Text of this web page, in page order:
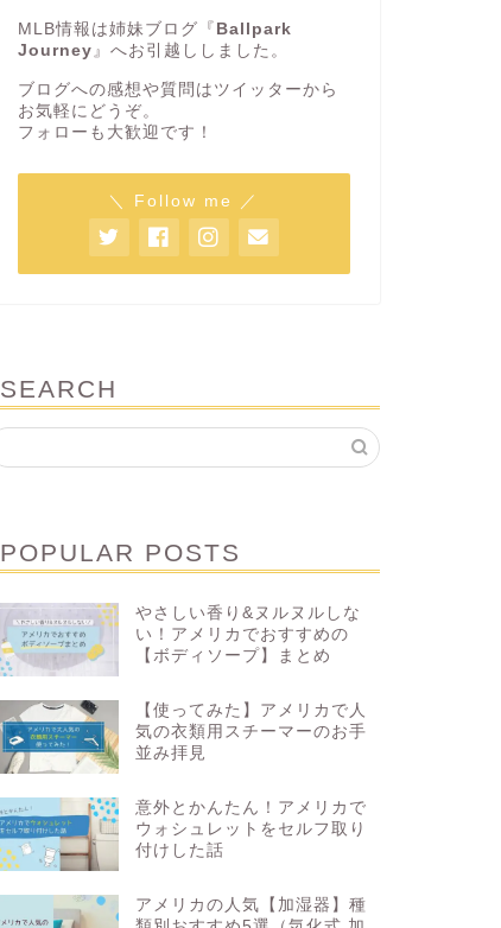
MLB情報は姉妹ブログ『 Ballpark
Journey 』へお引越ししました。
ブログへの感想や質問はツイッターから
お気軽にどうぞ。
フォローも大歓迎です！
＼ Follow me ／
SEARCH
POPULAR POSTS
やさしい香り&ヌルヌルしな
い！アメリカでおすすめの
【ボディソープ】まとめ
【使ってみた】アメリカで人
気の衣類用スチーマーのお手
並み拝見
意外とかんたん！アメリカで
ウォシュレットをセルフ取り
付けした話
アメリカの人気【加湿器】種